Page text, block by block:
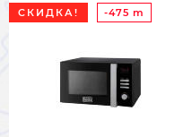
СКИДКА! -475 m